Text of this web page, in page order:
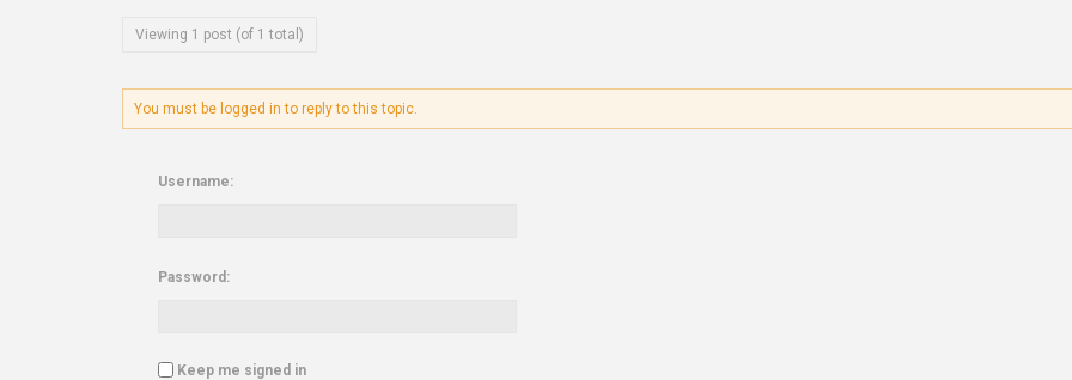
Viewing 1 post (of 1 total)
You must be logged in to reply to this topic.
Username:
Password:
Keep me signed in